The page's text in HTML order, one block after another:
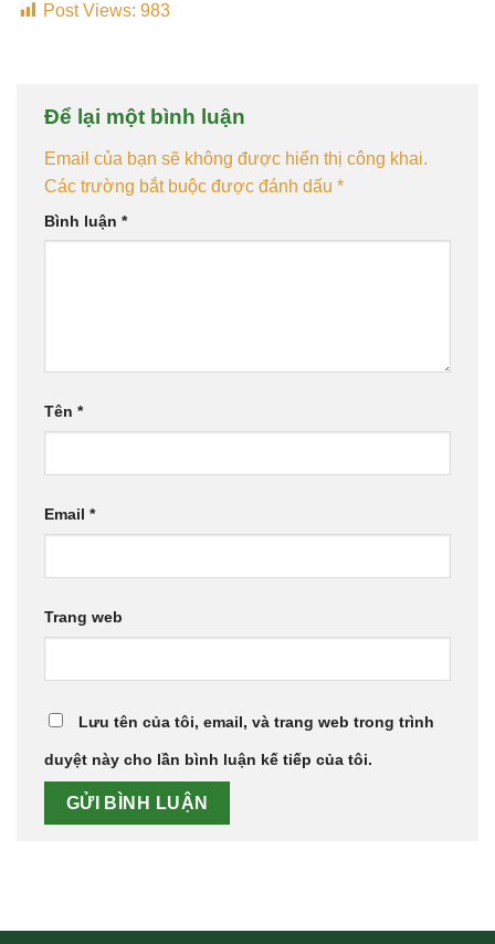
Post Views: 983
Để lại một bình luận
Email của bạn sẽ không được hiển thị công khai.
Các trường bắt buộc được đánh dấu *
Bình luận *
Tên *
Email *
Trang web
Lưu tên của tôi, email, và trang web trong trình
duyệt này cho lần bình luận kế tiếp của tôi.